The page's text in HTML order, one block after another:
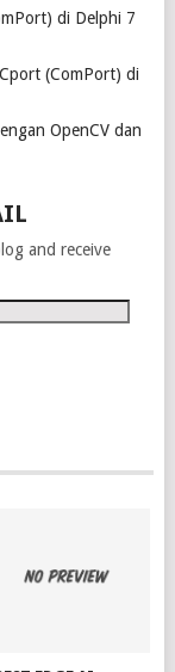
di Delphi 7
(ComPort) di
OpenCV dan
and receive